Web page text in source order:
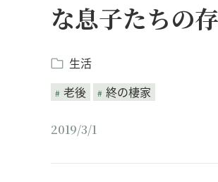
な息子たちの
生活
老後
終の棲家
2019/3/1